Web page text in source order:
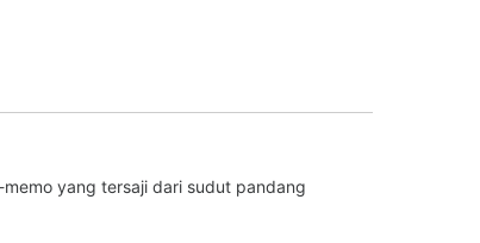
yang tersaji dari sudut pandang